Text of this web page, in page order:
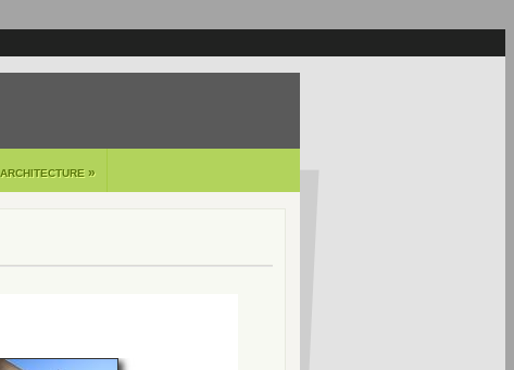
ARCHITECTURE »